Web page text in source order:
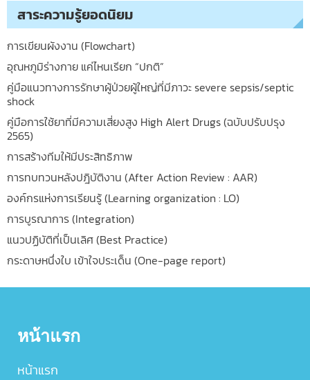
สาระความรู้ยอดนิยม
การเขียนผังงาน (Flowchart)
อุณหภูมิร่างกาย แค่ไหนเรียก “ปกติ”
คู่มือแนวทางการรักษาผู้ป่วยผู้ใหญ่ที่มีภาวะ severe sepsis/septic
shock
คู่มือการใช้ยาที่มีความเสี่ยงสูง High Alert Drugs (ฉบับปรับปรุง
2565)
การสร้างทีมให้มีประสิทธิภาพ
การทบทวนหลังปฎิบัติงาน (After Action Review : AAR)
องค์กรแห่งการเรียนรู้ (Learning organization : LO)
การบูรณาการ (Integration)
แนวปฏิบัติที่เป็นเลิศ (Best Practice)
กระดาษหนึ่งใบ เข้าใจประเด็น (One-page report)
หน้าแรก
หน้าแรก